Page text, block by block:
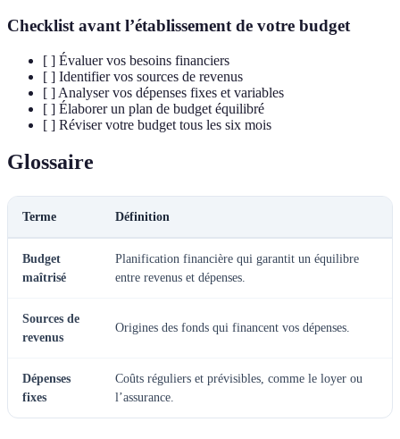
Checklist avant l’établissement de votre budget
[ ] Évaluer vos besoins financiers
[ ] Identifier vos sources de revenus
[ ] Analyser vos dépenses fixes et variables
[ ] Élaborer un plan de budget équilibré
[ ] Réviser votre budget tous les six mois
Glossaire
Terme Définition
Budget
maîtrisé
Planification financière qui garantit un équilibre
entre revenus et dépenses.
Sources de
revenus
Origines des fonds qui financent vos dépenses.
Dépenses
fixes
Coûts réguliers et prévisibles, comme le loyer ou
l’assurance.